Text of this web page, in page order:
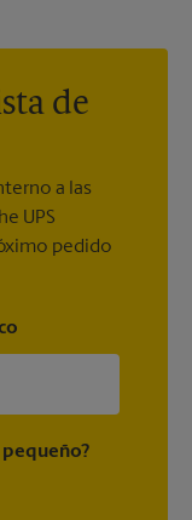
de
a las
UPS
pedido